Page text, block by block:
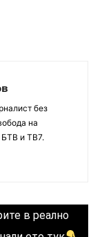
без
на
БТВ и ТВ7.
в реално